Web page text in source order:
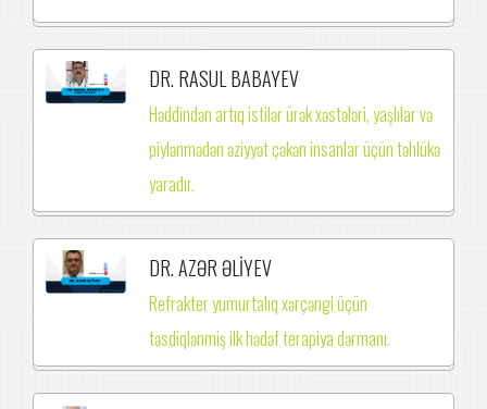
DR. RASUL BABAYEV
Həddindən artıq istilər ürək xəstələri, yaşlılar və
piylənmədən əziyyət çəkən insanlar üçün təhlükə
yaradır.
DR. AZƏR ƏLİYEV
Refrakter yumurtalıq xərçəngi üçün
təsdiqlənmiş ilk hədəf terapiya dərmanı.